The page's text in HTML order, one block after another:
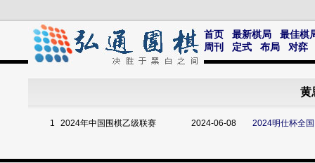
首页 最新棋局
最佳棋
周刊
定式 布局 对弈
黄
1 2024年中国围棋乙级联赛 2024-06-08 2024明仕杯全